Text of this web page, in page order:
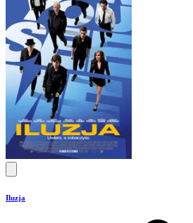
Iluzja